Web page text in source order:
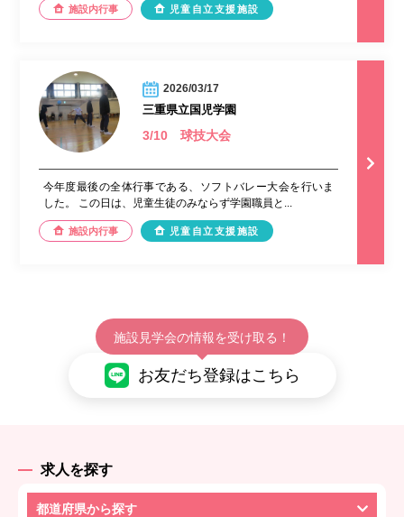
施設内行事 児童自立支援施設
2026/03/17
三重県立国児学園
3/10 球技大会
今年度最後の全体行事である、ソフトバレー大会を行いま
した。 この日は、児童生徒のみならず学園職員と...
施設内行事 児童自立支援施設
施設見学会の情報を受け取る！
お友だち登録はこちら
求人を探す
都道府県から探す